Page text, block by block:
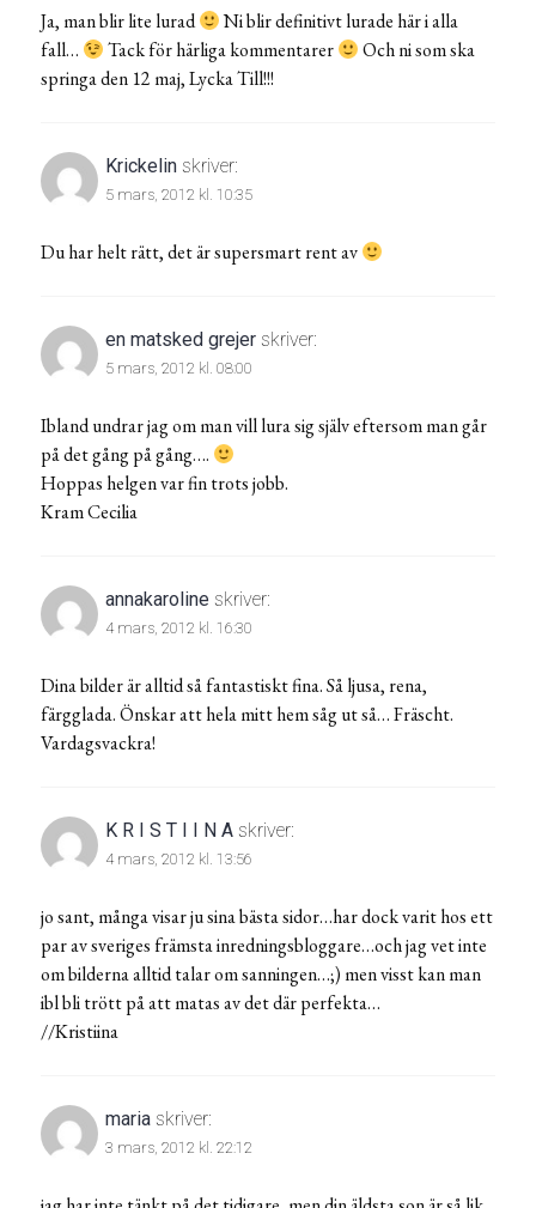
Ja, man blir lite lurad
Ni blir definitivt lurade här i alla
fall…
Tack för härliga kommentarer
Och ni som ska
springa den 12 maj, Lycka Till!!!
Krickelin skriver:
5 mars, 2012 kl. 10:35
Du har helt rätt, det är supersmart rent av
en matsked grejer skriver:
5 mars, 2012 kl. 08:00
Ibland undrar jag om man vill lura sig själv eftersom man går
på det gång på gång….
Hoppas helgen var fin trots jobb.
Kram Cecilia
annakaroline skriver:
4 mars, 2012 kl. 16:30
Dina bilder är alltid så fantastiskt fina. Så ljusa, rena,
färgglada. Önskar att hela mitt hem såg ut så… Fräscht.
Vardagsvackra!
K R I S T I I N A skriver:
4 mars, 2012 kl. 13:56
jo sant, många visar ju sina bästa sidor…har dock varit hos ett
par av sveriges främsta inredningsbloggare…och jag vet inte
om bilderna alltid talar om sanningen…;) men visst kan man
ibl bli trött på att matas av det där perfekta…
//Kristiina
maria skriver:
3 mars, 2012 kl. 22:12